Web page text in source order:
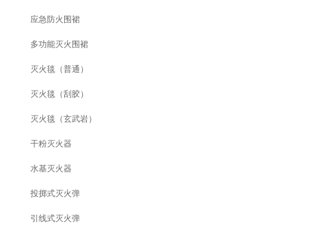
应急防火围裙
多功能灭火围裙
灭火毯（普通）
灭火毯（刮胶）
灭火毯（玄武岩）
干粉灭火器
水基灭火器
投掷式灭火弹
引线式灭火弹